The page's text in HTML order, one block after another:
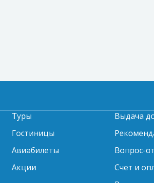
Туры
Гостиницы
Авиабилеты
Акции
Выдача
Вопрос-
Счет и